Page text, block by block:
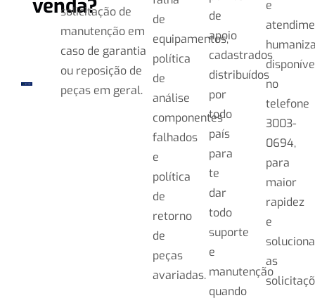
venda?
solicitação de
manutenção em
caso de garantia
ou reposição de
peças em geral.
de
equipamentos,
política
de
análise
componentes
falhados
e
política
de
retorno
de
peças
avariadas.
de
apoio
cadastrados
distribuídos
por
todo
país
para
te
dar
todo
suporte
e
manutenção
quando
e
no
telefone
3003-
0694,
para
maior
rapidez
e
as